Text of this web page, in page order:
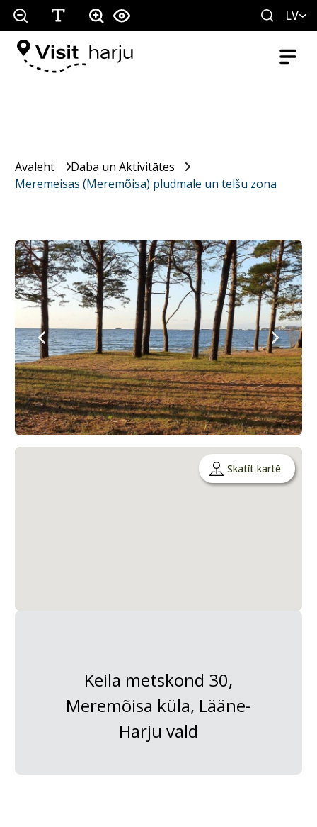
LV
Avaleht
Daba un Aktivitātes
Meremeisas (Meremõisa) pludmale un telšu zona
Skatīt kartē
Keila metskond 30,
Meremõisa küla, Lääne-
Harju vald